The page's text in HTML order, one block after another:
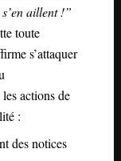
aillent !”
toute
s’attaquer
actions de
:
des notices